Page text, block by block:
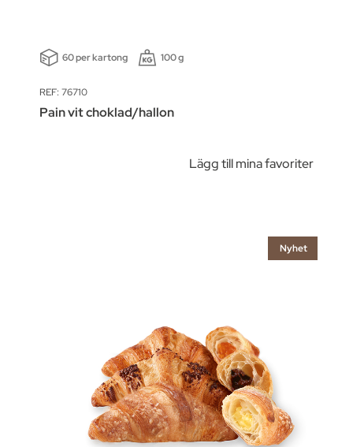
60 per kartong 100 g
REF: 76710
Pain vit choklad/hallon
Lägg till mina favoriter
Nyhet